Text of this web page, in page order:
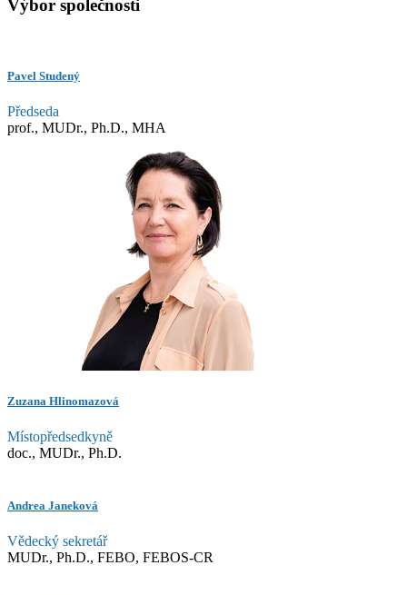
Výbor společnosti
Pavel Studený
Předseda
prof., MUDr., Ph.D., MHA
Zuzana Hlinomazová
Místopředsedkyně
doc., MUDr., Ph.D.
Andrea Janeková
Vědecký sekretář
MUDr., Ph.D., FEBO, FEBOS-CR